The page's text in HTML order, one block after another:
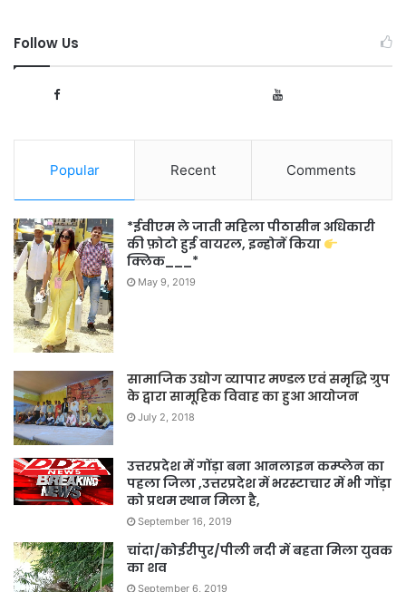
Follow Us
Popular Recent Comments
*ईवीएम ले जाती महिला पीठासीन अधिकारी
की फ़ोटो हुई वायरल, इन्होनें किया
क्लिक___*
May 9, 2019
सामाजिक उद्योग व्यापार मण्डल एवं समृद्धि ग्रुप
के द्वारा सामूहिक विवाह का हुआ आयोजन
July 2, 2018
उत्तरप्रदेश में गोंड़ा बना आनलाइन कम्प्लेन का
पहला जिला ,उत्तरप्रदेश में भरस्टाचार में भी गोंड़ा
को प्रथम स्थान मिला है,
September 16, 2019
चांदा/कोईरीपुर/पीली नदी में बहता मिला युवक
का शव
September 6, 2019